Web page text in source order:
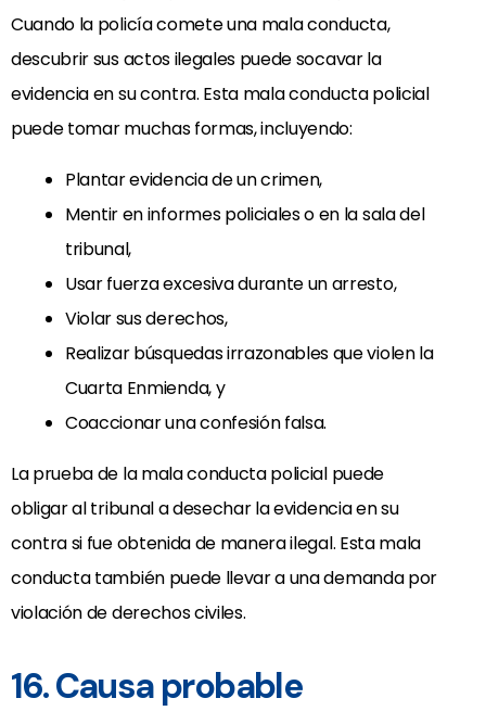
Cuando la policía comete una mala conducta,
descubrir sus actos ilegales puede socavar la
evidencia en su contra. Esta mala conducta policial
puede tomar muchas formas, incluyendo:
Plantar evidencia de un crimen,
Mentir en informes policiales o en la sala del
tribunal,
Usar fuerza excesiva durante un arresto,
Violar sus derechos,
Realizar búsquedas irrazonables que violen la
Cuarta Enmienda, y
Coaccionar una confesión falsa.
La prueba de la mala conducta policial puede
obligar al tribunal a desechar la evidencia en su
contra si fue obtenida de manera ilegal. Esta mala
conducta también puede llevar a una demanda por
violación de derechos civiles.
16. Causa probable